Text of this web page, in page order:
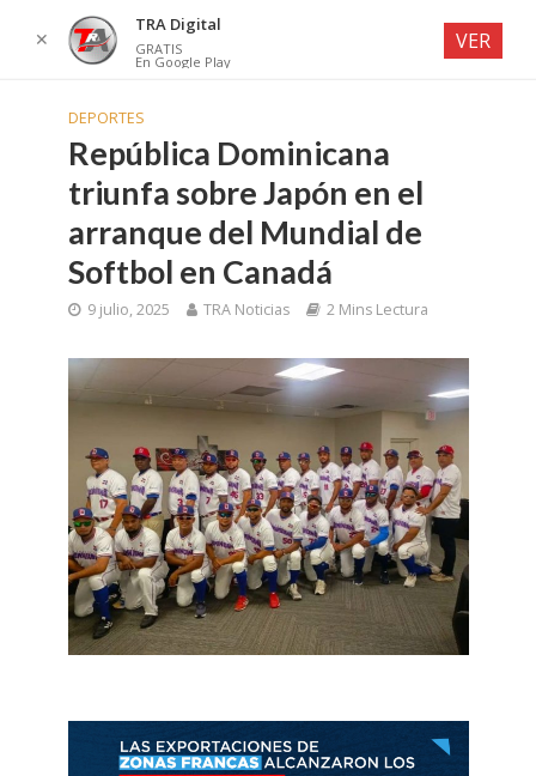
DEPORTES
República Dominicana
triunfa sobre Japón en el
arranque del Mundial de
Softbol en Canadá
9 julio, 2025 TRA Noticias 2 Mins Lectura
✕
TRA Digital
GRATIS
En Google Play
VER